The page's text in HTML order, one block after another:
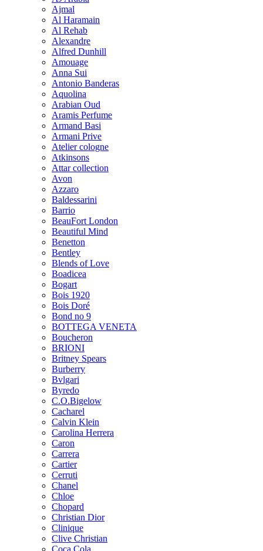
Ajmal
Al Haramain
Al Rehab
Alexandre
Alfred Dunhill
Amouage
Anna Sui
Antonio Banderas
Aquolina
Arabian Oud
Aramis Perfume
Armand Basi
Armani Prive
Atelier cologne
Atkinsons
Attar collection
Avon
Azzaro
Baldessarini
Barrio
BeauFort London
Beautiful Mind
Benetton
Bentley
Blends of Love
Boadicea
Bogart
Bois 1920
Bois Doré
Bond no 9
BOTTEGA VENETA
Boucheron
BRIONI
Britney Spears
Burberry
Bvlgari
Byredo
C.O.Bigelow
Cacharel
Calvin Klein
Carolina Herrera
Caron
Carrera
Cartier
Cerruti
Chanel
Chloe
Chopard
Christian Dior
Clinique
Clive Christian
Coca Cola